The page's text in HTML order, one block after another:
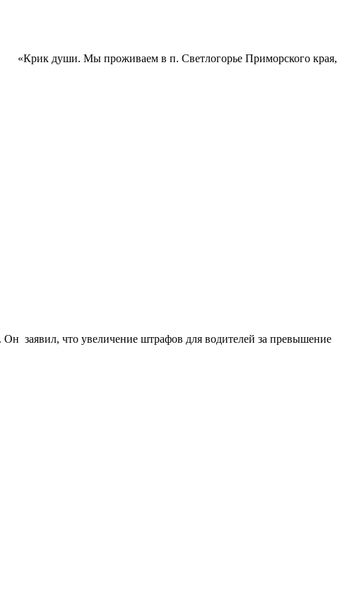
«Крик души. Мы проживаем в п. Светлогорье Приморского края,
что увеличение штрафов для водителей за превышение